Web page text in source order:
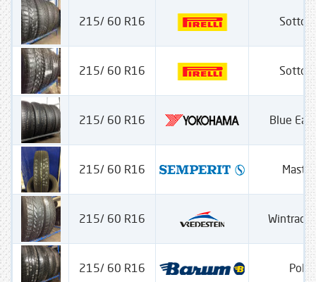
215/ 60 R16 Sotto
215/ 60 R16 Sotto
215/ 60 R16 Blue
215/ 60 R16
215/ 60 R16 Wintrac
215/ 60 R16